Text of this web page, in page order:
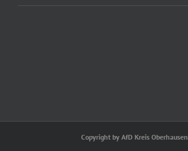
Copyright by AfD Kreis Oberhausen